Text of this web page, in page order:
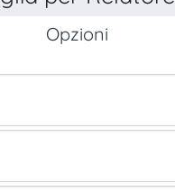
Opzioni